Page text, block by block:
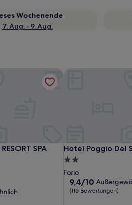
Wochenende
7. Aug. - 9. Aug.
SPA
SPA RESTAURANT
SPA RESTAURANT
Hotel Poggio Del
Hotel Poggio Del
2.0-
Sterne-
Unterkunft
Forio
9.4
von
9,4/10
(116 Bewertungen)